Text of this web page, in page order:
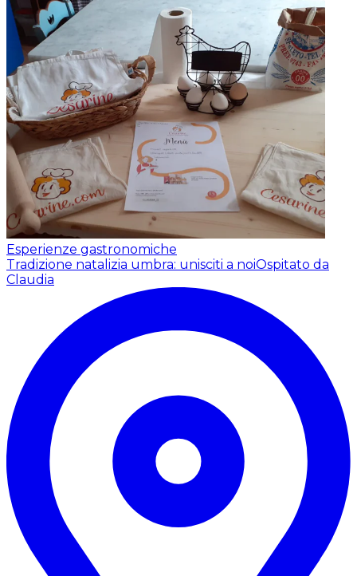
Esperienze gastronomiche
Tradizione natalizia umbra: unisciti a noiOspitato da
Claudia